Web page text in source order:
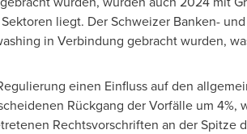
liegt. Der Schweizer Banken-
in Verbindung gebracht wurden,
einen Einfluss auf den
Rückgang der Vorfälle um 4%,
Rechtsvorschriften an der Spitze